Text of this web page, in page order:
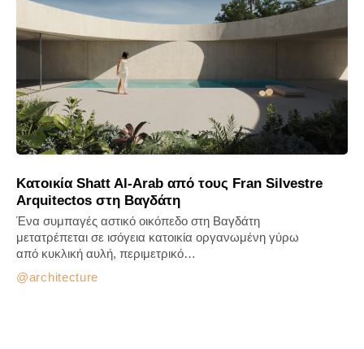
Κατοικία Shatt Al-Arab από τους Fran Silvestre
Arquitectos στη Βαγδάτη
architecture
Ένα συμπαγές αστικό οικόπεδο στη Βαγδάτη
μετατρέπεται σε ισόγεια κατοικία οργανωμένη γύρω
από κυκλική αυλή, περιμετρικό…